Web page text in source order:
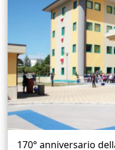
170° anniversario